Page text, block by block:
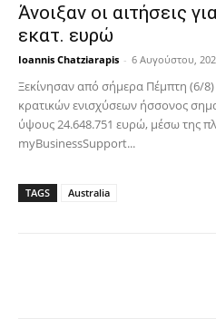
Άνοιξαν οι αιτήσεις
εκατ. ευρώ
Ioannis Chatziarapis - 6 Αυγούστου,
Ξεκίνησαν από σήμερα Πέμπτη (6/8)
κρατικών ενισχύσεων ήσσονος
ύψους 24.648.751 ευρώ, μέσω της
myBusinessSupport...
TAGS Australia